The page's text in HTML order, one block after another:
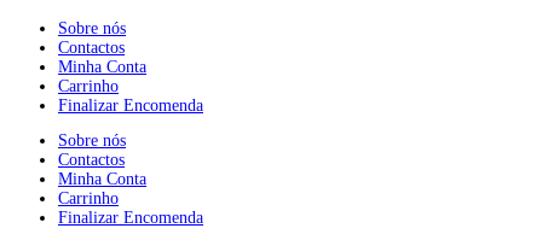
Sobre nós
Contactos
Minha Conta
Carrinho
Finalizar Encomenda
Sobre nós
Contactos
Minha Conta
Carrinho
Finalizar Encomenda